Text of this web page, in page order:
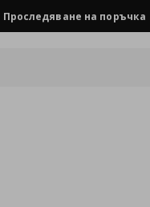
Проследяване на поръчка